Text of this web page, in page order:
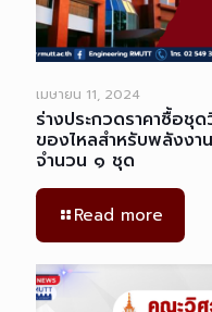
เมษายน 11, 2024
ร่างประกวดราคาซื้อชุ
ของไหลสำหรับพลังงา
จำนวน ๑ ชุด
Read more